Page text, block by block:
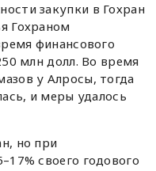
закупки в Гохран
Гохраном
финансового
млн долл. Во время
у Алросы, тогда
и меры удалось
но при
своего годового